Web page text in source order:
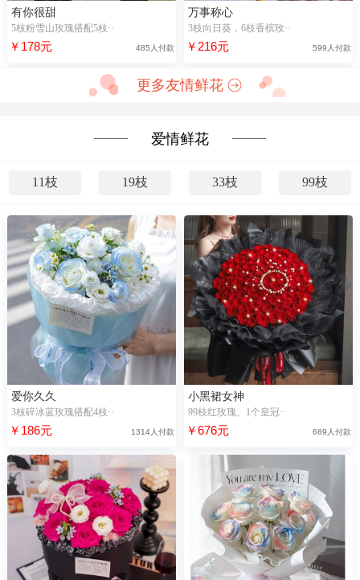
有你很甜
5枝粉雪山玫瑰搭配5枝··
￥178元 485人付款
万事称心
3枝向日葵，6枝香槟玫··
￥216元 599人付款
更多友情鲜花
爱情鲜花
11枝 19枝 33枝 99枝
爱你久久
3枝碎冰蓝玫瑰搭配4枝··
￥186元 1314人付款
小黑裙女神
99枝红玫瑰、1个皇冠··
￥676元 689人付款